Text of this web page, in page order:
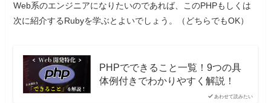
Web系のエンジニアになりたいのであれば、このPHPもしくは
次に紹介するRubyを学ぶとよいでしょう。（どちらでもOK）
あわせて読みたい
PHPでできること一覧！9つの具
体例付きでわかりやすく解説！